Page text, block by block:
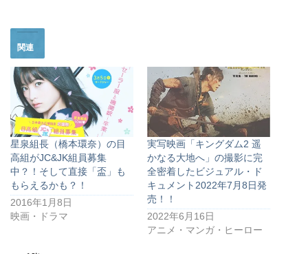
関連
星泉組長（橋本環奈）の目
高組がJC&JK組員募集
中？！そして直接「盃」も
もらえるかも？！
2016年1月8日
映画・ドラマ
実写映画「キングダム2 遥
かなる大地へ」の撮影に完
全密着したビジュアル・ド
キュメント2022年7月8日発
売！！
2022年6月16日
アニメ・マンガ・ヒーロー